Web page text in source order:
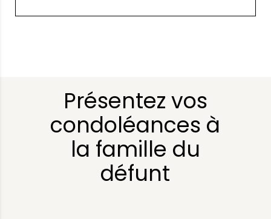
Présentez vos
condoléances à
la famille du
défunt